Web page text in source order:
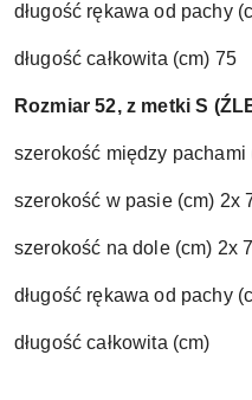
długość rękawa od pachy
długość całkowita (cm) 75
Rozmiar 52, z metki S
szerokość między pachami
szerokość w pasie (cm) 2x
szerokość na dole (cm) 2x
długość rękawa od pachy
długość całkowita (cm)